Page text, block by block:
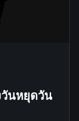
วันหยุดวัน